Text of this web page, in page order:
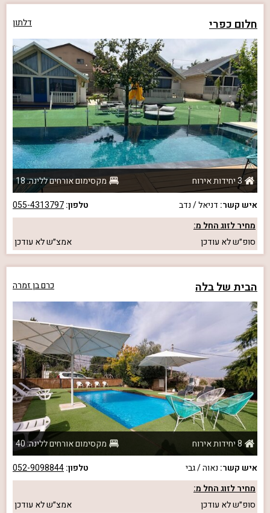
חלום כפרי דלתון
3 יחידות אירוח
מקסימום אורחים ללינה: 18
איש קשר: דניאל / נדב טלפון:055-4313797
מחיר לזוג החל מ:
סופ״שלא עודכן אמצ״שלא עודכן
הבית של בלה כרם בן זמרה
8 יחידות אירוח
מקסימום אורחים ללינה: 40
איש קשר: נאוה / גבי טלפון:052-9098844
מחיר לזוג החל מ:
סופ״שלא עודכן אמצ״שלא עודכן